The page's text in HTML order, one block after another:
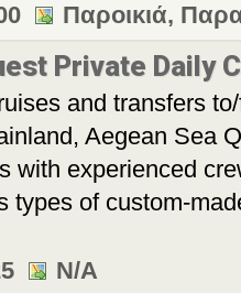
Παροικιά,
Private Daily
and transfers
Aegean Sea
with experienced
types of custom-
N/A